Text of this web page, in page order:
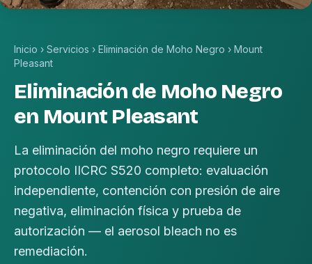
Inicio › Servicios › Eliminación de Moho Negro › Mount
Pleasant
Eliminación de Moho Negro
en Mount Pleasant
La eliminación del moho negro requiere un
protocolo IICRC S520 completo: evaluación
independiente, contención con presión de aire
negativa, eliminación física y prueba de
autorización — el aerosol bleach no es
remediación.